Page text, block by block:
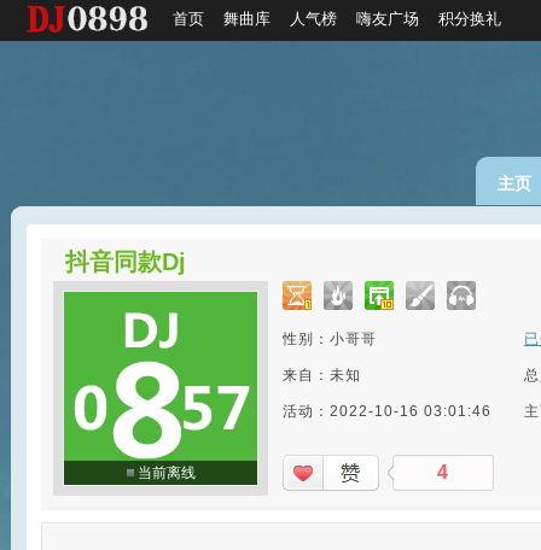
首页 舞曲库 人气榜 嗨友广场 积分换礼
主页
抖音同款Dj
当前离线
性别：小哥哥
来自：未知
活动：2022-10-16 03:01:46
4